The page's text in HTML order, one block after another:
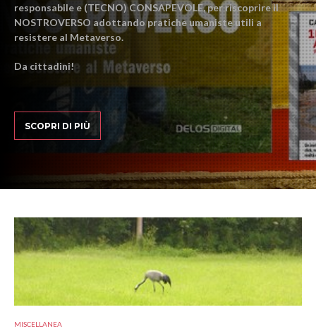
responsabile e (TECNO) CONSAPEVOLE, per riscoprire il
NOSTROVERSO adottando pratiche umaniste utili a
resistere al Metaverso.
Da cittadini!
SCOPRI DI PIÙ
MISCELLANEA